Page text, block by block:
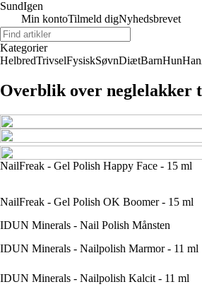
SundIgen
Min kontoTilmeld digNyhedsbrevet
Kategorier
HelbredTrivselFysiskSøvnDiætBarnHunHan
Overblik over neglelakker
NailFreak - Gel Polish Happy Face - 15 ml
NailFreak - Gel Polish OK Boomer - 15 ml
IDUN Minerals - Nail Polish Månsten
IDUN Minerals - Nailpolish Marmor - 11 ml
IDUN Minerals - Nailpolish Kalcit - 11 ml